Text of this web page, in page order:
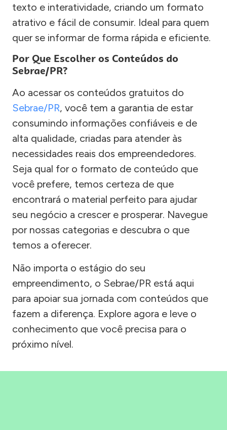
texto e interatividade, criando um formato
atrativo e fácil de consumir. Ideal para quem
quer se informar de forma rápida e eficiente.
Por Que Escolher os Conteúdos do
Sebrae/PR?
Ao acessar os conteúdos gratuitos do
Sebrae/PR, você tem a garantia de estar
consumindo informações confiáveis e de
alta qualidade, criadas para atender às
necessidades reais dos empreendedores.
Seja qual for o formato de conteúdo que
você prefere, temos certeza de que
encontrará o material perfeito para ajudar
seu negócio a crescer e prosperar. Navegue
por nossas categorias e descubra o que
temos a oferecer.
Não importa o estágio do seu
empreendimento, o Sebrae/PR está aqui
para apoiar sua jornada com conteúdos que
fazem a diferença. Explore agora e leve o
conhecimento que você precisa para o
próximo nível.